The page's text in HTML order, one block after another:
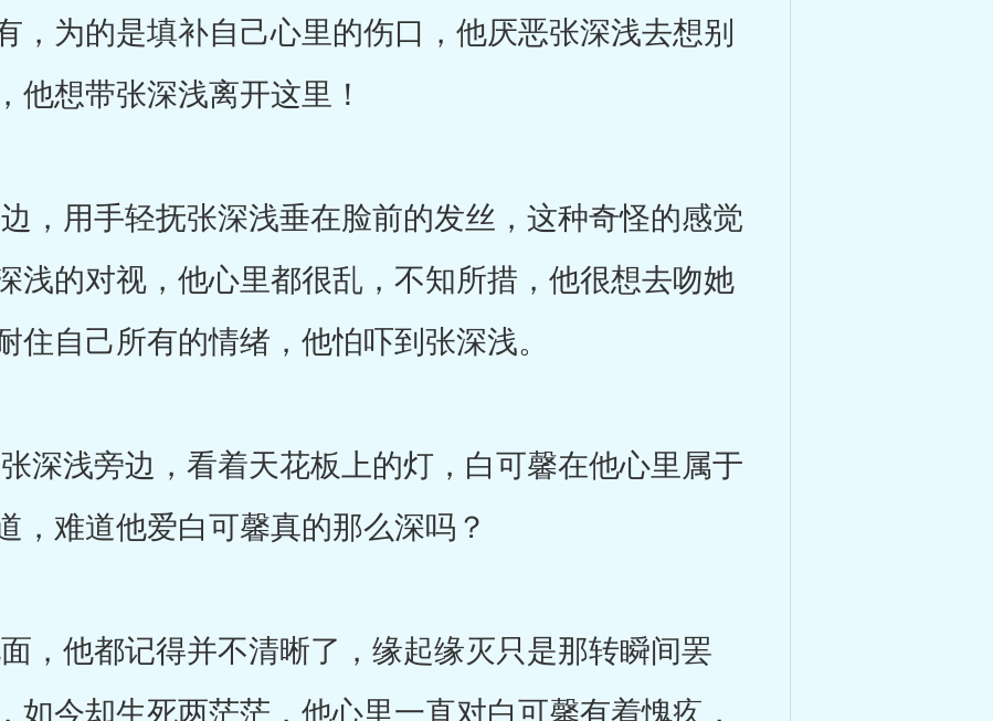
，为的是填补自己心里的伤口，他厌恶张深浅去想别
他想带张深浅离开这里！
用手轻抚张深浅垂在脸前的发丝，这种奇怪的感觉
浅的对视，他心里都很乱，不知所措，他很想去吻她
住自己所有的情绪，他怕吓到张深浅。
浅旁边，看着天花板上的灯，白可馨在他心里属于
，难道他爱白可馨真的那么深吗？
他都记得并不清晰了，缘起缘灭只是那转瞬间罢
如今却生死两茫茫，他心里一直对白可馨有着愧疚，